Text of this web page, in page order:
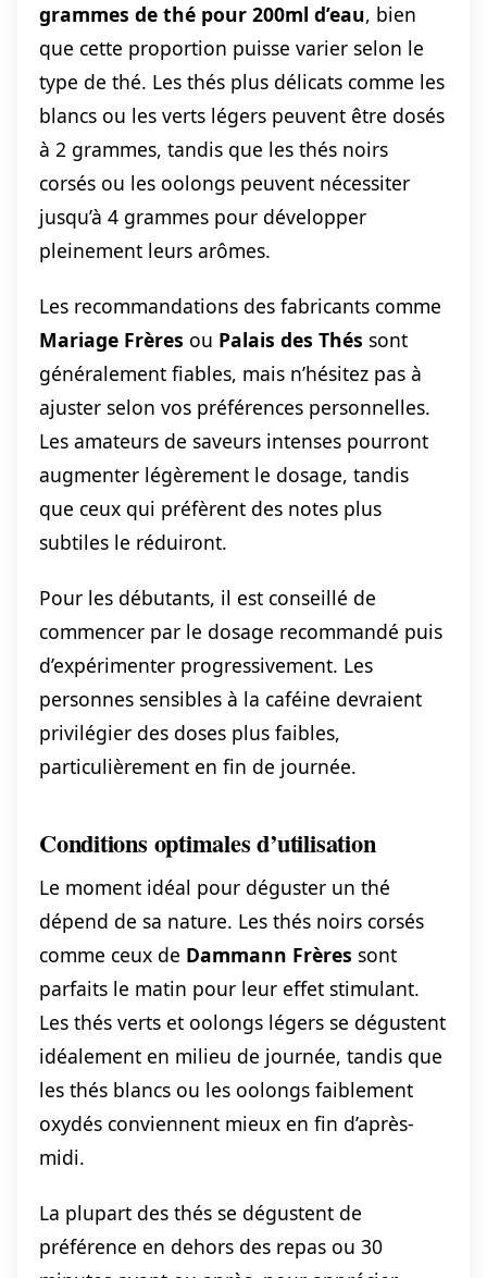
grammes de thé pour 200ml d’eau, bien
que cette proportion puisse varier selon le
type de thé. Les thés plus délicats comme les
blancs ou les verts légers peuvent être dosés
à 2 grammes, tandis que les thés noirs
corsés ou les oolongs peuvent nécessiter
jusqu’à 4 grammes pour développer
pleinement leurs arômes.
Les recommandations des fabricants comme
Mariage Frères ou Palais des Thés sont
généralement fiables, mais n’hésitez pas à
ajuster selon vos préférences personnelles.
Les amateurs de saveurs intenses pourront
augmenter légèrement le dosage, tandis
que ceux qui préfèrent des notes plus
subtiles le réduiront.
Pour les débutants, il est conseillé de
commencer par le dosage recommandé puis
d’expérimenter progressivement. Les
personnes sensibles à la caféine devraient
privilégier des doses plus faibles,
particulièrement en fin de journée.
Conditions optimales d’utilisation
Le moment idéal pour déguster un thé
dépend de sa nature. Les thés noirs corsés
comme ceux de Dammann Frères sont
parfaits le matin pour leur effet stimulant.
Les thés verts et oolongs légers se dégustent
idéalement en milieu de journée, tandis que
les thés blancs ou les oolongs faiblement
oxydés conviennent mieux en fin d’après-
midi.
La plupart des thés se dégustent de
préférence en dehors des repas ou 30